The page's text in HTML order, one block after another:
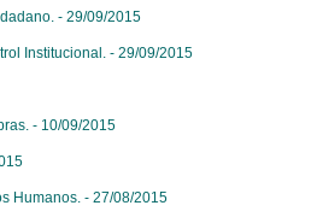
- 29/09/2015
Institucional. - 29/09/2015
- 10/09/2015
Humanos. - 27/08/2015